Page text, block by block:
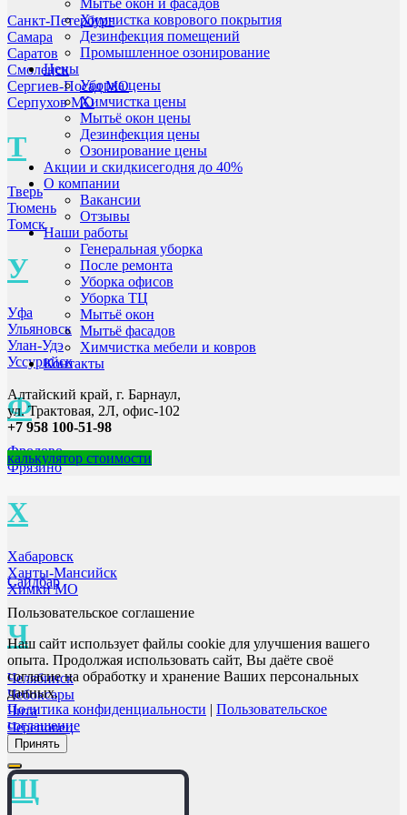
Санкт-Петербург
Самара
Саратов
Смоленск
Сергиев-Посад МО
Серпухов МО
Т
Тверь
Тюмень
Томск
У
Уфа
Ульяновск
Улан-Удэ
Уссурийск
Ф
Фролово
Фрязино
Х
Хабаровск
Ханты-Мансийск
Химки МО
Ч
Челябинск
Чебоксары
Чита
Череповец
Черкеск
Щ
Мытьё окон и фасадов
Химчистка коврового покрытия
Дезинфекция помещений
Промышленное озонирование
Цены
Уборка цены
Химчистка цены
Мытьё окон цены
Дезинфекция цены
Озонирование цены
Акции и скидкисегодня до 40%
О компании
Вакансии
Отзывы
Наши работы
Генеральная уборка
После ремонта
Уборка офисов
Уборка ТЦ
Мытьё окон
Мытьё фасадов
Химчистка мебели и ковров
Контакты
Алтайский край, г. Барнаул,
ул. Трактовая, 2Л, офис-102
+7 958 100-51-98
калькулятор стоимости
Сайдбар
Пользовательское соглашение
Наш сайт использует файлы cookie для улучшения вашего
опыта. Продолжая использовать сайт, Вы даёте своё
согласие на обработку и хранение Ваших персональных
данных.
Политика конфиденциальности | Пользовательское
соглашение
Принять